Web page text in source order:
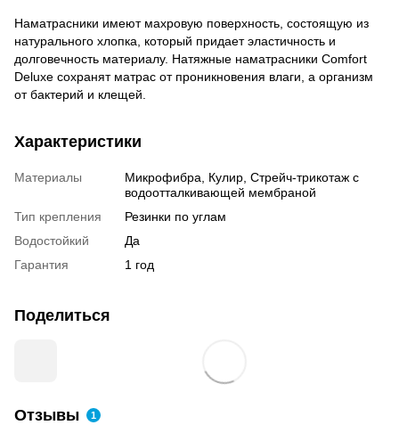
Наматрасники имеют махровую поверхность, состоящую из
натурального хлопка, который придает эластичность и
долговечность материалу. Натяжные наматрасники Comfort
Deluxe сохранят матрас от проникновения влаги, а организм
от бактерий и клещей.
Характеристики
Материалы
Микрофибра, Кулир, Стрейч-трикотаж с
водоотталкивающей мембраной
Тип крепления
Резинки по углам
Водостойкий
Да
Гарантия
1 год
Поделиться
Отзывы 1